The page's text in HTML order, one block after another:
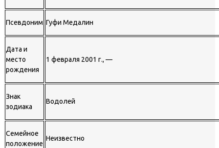
Псевдоним Гуфи Медалин
Дата и
место
рождения
1 февраля 2001 г., —
Знак
зодиака
Водолей
Семейное
положение
Неизвестно